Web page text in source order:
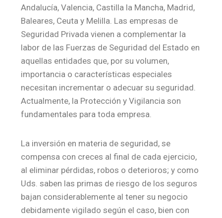
Andalucía, Valencia, Castilla la Mancha, Madrid,
Baleares, Ceuta y Melilla. Las empresas de
Seguridad Privada vienen a complementar la
labor de las Fuerzas de Seguridad del Estado en
aquellas entidades que, por su volumen,
importancia o características especiales
necesitan incrementar o adecuar su seguridad.
Actualmente, la Protección y Vigilancia son
fundamentales para toda empresa.
La inversión en materia de seguridad, se
compensa con creces al final de cada ejercicio,
al eliminar pérdidas, robos o deterioros; y como
Uds. saben las primas de riesgo de los seguros
bajan considerablemente al tener su negocio
debidamente vigilado según el caso, bien con